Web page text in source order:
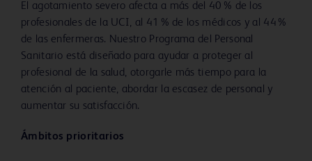
El agotamiento severo afecta a más del 40 % de los
profesionales de la UCI, al 41 % de los médicos y al 44 %
de las enfermeras. Nuestro Programa del Personal
Sanitario está diseñado para ayudar a proteger al
profesional de la salud, otorgarle más tiempo para la
atención al paciente, abordar la escasez de personal y
aumentar su satisfacción.
Ámbitos prioritarios